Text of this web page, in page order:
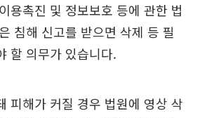
용촉진 및 정보보호 등에 관한 법
침해 신고를 받으면 삭제 등 필
할 의무가 있습니다.
피해가 커질 경우 법원에 영상 삭